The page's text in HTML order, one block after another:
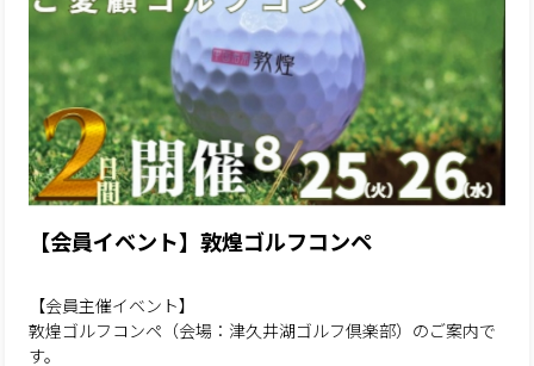
【会員イベント】敦煌ゴルフコンペ
【会員主催イベント】
敦煌ゴルフコンペ（会場：津久井湖ゴルフ倶楽部）のご案内で
す。